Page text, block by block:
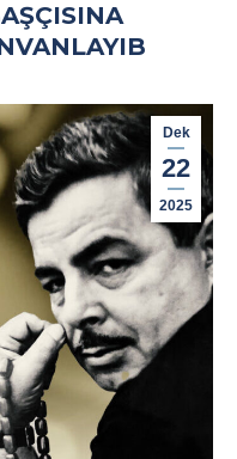
Dek
22
2025